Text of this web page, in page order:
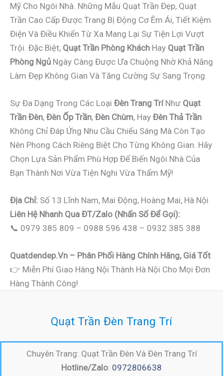
Mỹ Cho Ngôi Nhà. Những Mẫu Quạt Trần Đẹp, Quạt
Trần Cao Cấp Được Trang Bị Động Cơ Êm Ái, Tiết Kiệm
Điện Và Điều Khiển Từ Xa Mang Lại Sự Tiện Lợi Vượt
Trội. Đặc Biệt, Quạt Trần Phòng Khách Hay Quạt Trần
Phòng Ngủ Ngày Càng Được Ưa Chuộng Nhờ Khả Năng
Làm Đẹp Không Gian Và Tăng Cường Sự Sang Trọng.
Sự Đa Dạng Trong Các Loại Đèn Trang TríNhư Quạt
Trần Đèn, Đèn Ốp Trần, Đèn Chùm, Hay Đèn Thả Trần
Không Chỉ Đáp Ứng Nhu Cầu Chiếu Sáng Mà Còn Tạo
Nên Phong Cách Riêng Biệt Cho Từng Không Gian. Hãy
Chọn Lựa Sản Phẩm Phù Hợp Để Biến Ngôi Nhà Của
Bạn Thành Nơi Vừa Tiện Nghi Vừa Thẩm Mỹ!
Địa Chỉ: Số 13 Lĩnh Nam, Mai Động, Hoàng Mai, Hà Nội
Liên Hệ Nhanh Qua ĐT/Zalo (nhấn Số Để Gọi):
📞 0979 385 809 – 0988 596 438 – 0932 385 388
Quatdendep.vn – Phân Phối Hàng Chính Hãng, Giá Tốt
👉 Miễn Phí Giao Hàng Nội Thành Hà Nội Cho Mọi Đơn
Hàng Thành Công!
Quạt Trần Đèn Trang Trí
Chuyên Trang: Quạt Trần Đèn Và Đèn Trang Trí
Hotline/Zalo: 0972806638